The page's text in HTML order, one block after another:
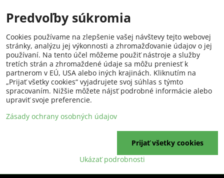
Predvoľby súkromia
Cookies používame na zlepšenie vašej návštevy tejto webovej
stránky, analýzu jej výkonnosti a zhromažďovanie údajov o jej
používaní. Na tento účel môžeme použiť nástroje a služby
tretích strán a zhromaždené údaje sa môžu preniesť k
partnerom v EÚ, USA alebo iných krajinách. Kliknutím na
„Prijať všetky cookies“ vyjadrujete svoj súhlas s týmto
spracovaním. Nižšie môžete nájsť podrobné informácie alebo
upraviť svoje preferencie.
Zásady ochrany osobných údajov
Ukázať podrobnosti
Prijať všetky cookies